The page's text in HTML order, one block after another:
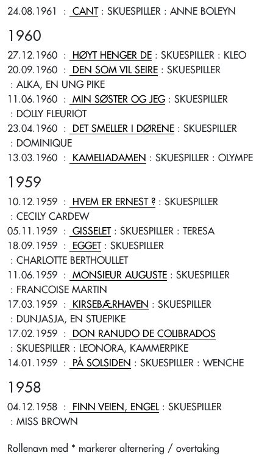
24.08.1961 : CANT: SKUESPILLER : ANNE BOLEYN
1960
27.12.1960 : HØYT HENGER DE : SKUESPILLER : KLEO
20.09.1960 : DEN SOM VIL SEIRE : SKUESPILLER
: ALKA, EN UNG PIKE
11.06.1960 : MIN SØSTER OG JEG: SKUESPILLER
: DOLLY FLEURIOT
23.04.1960 : DET SMELLER I DØRENE : SKUESPILLER
: DOMINIQUE
13.03.1960 : KAMELIADAMEN : SKUESPILLER : OLYMPE
1959
10.12.1959 : HVEM ER ERNEST ? : SKUESPILLER
: CECILY CARDEW
05.11.1959 : GISSELET: SKUESPILLER : TERESA
18.09.1959 : EGGET: SKUESPILLER
: CHARLOTTE BERTHOULLET
11.06.1959 : MONSIEUR AUGUSTE : SKUESPILLER
: FRANCOISE MARTIN
17.03.1959 : KIRSEBÆRHAVEN : SKUESPILLER
: DUNJASJA, EN STUEPIKE
17.02.1959 :
DON RANUDO DE COLIBRADOS
: SKUESPILLER : LEONORA, KAMMERPIKE
14.01.1959 : PÅ SOLSIDEN : SKUESPILLER : WENCHE
1958
04.12.1958 : FINN VEIEN, ENGEL: SKUESPILLER
: MISS BROWN
Rollenavn med * markerer alternering / overtaking